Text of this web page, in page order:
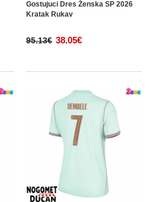
Gostujuci Dres Ženska SP 2026
Kratak Rukav
95.13€ 38.05€